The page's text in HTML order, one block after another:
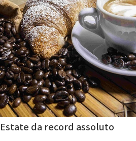
Estate da record assoluto